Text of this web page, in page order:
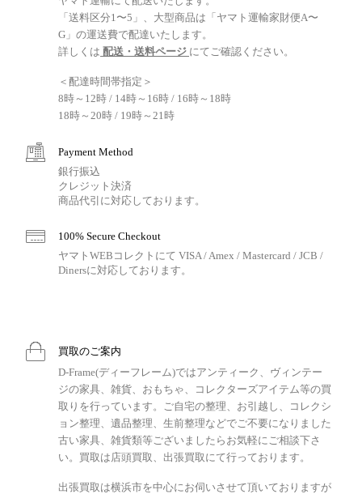
「送料区分1〜5」、大型商品は「ヤマト運輸家財便A〜
G」の運送費で配達いたします。
詳しくは 配送・送料ページ にてご確認ください。
＜配達時間帯指定＞
8時～12時 / 14時～16時 / 16時～18時
18時～20時 / 19時～21時
Payment Method
銀行振込
クレジット決済
商品代引に対応しております。
100% Secure Checkout
ヤマトWEBコレクトにて VISA / Amex / Mastercard / JCB /
Dinersに対応しております。
買取のご案内
D-Frame(ディーフレーム)ではアンティーク、ヴィンテー
ジの家具、雑貨、おもちゃ、コレクターズアイテム等の買
取りを行っています。ご自宅の整理、お引越し、コレクシ
ョン整理、遺品整理、生前整理などでご不要になりました
古い家具、雑貨類等ございましたらお気軽にご相談下さ
い。買取は店頭買取、出張買取にて行っております。
出張買取は横浜市を中心にお伺いさせて頂いておりますが